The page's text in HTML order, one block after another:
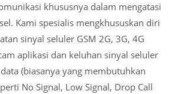
khususnya dalam mengatasi
Kami spesialis mengkhususkan diri
sinyal seluler GSM 2G, 3G, 4G
aplikasi dan keluhan sinyal seluler
(biasanya yang membutuhkan
No Signal, Low Signal, Drop Call